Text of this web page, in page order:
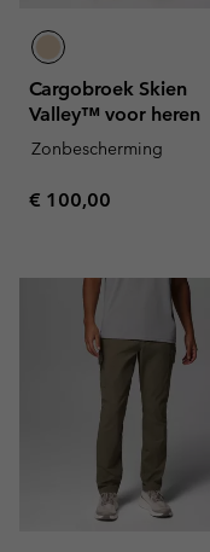
Cargobroek Skien
Valley™ voor heren
Zonbescherming
Regular price:
€ 100,00